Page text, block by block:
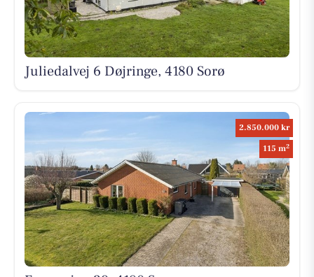
Juliedalvej 6 Døjringe, 4180 Sorø
2.850.000 kr
115 m2